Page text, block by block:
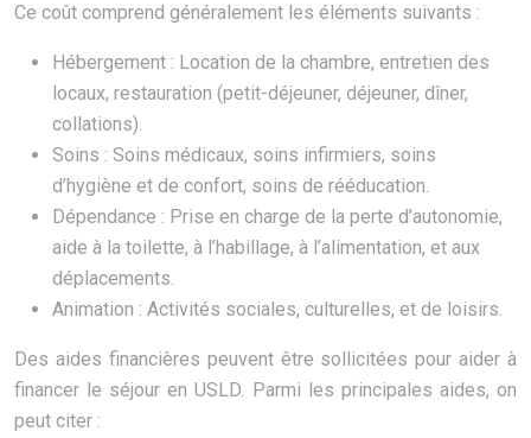
Ce coût comprend généralement les éléments suivants :
Hébergement : Location de la chambre, entretien des
locaux, restauration (petit-déjeuner, déjeuner, dîner,
collations).
Soins : Soins médicaux, soins infirmiers, soins
d’hygiène et de confort, soins de rééducation.
Dépendance : Prise en charge de la perte d’autonomie,
aide à la toilette, à l’habillage, à l’alimentation, et aux
déplacements.
Animation : Activités sociales, culturelles, et de loisirs.
Des aides financières peuvent être sollicitées pour aider à
financer le séjour en USLD. Parmi les principales aides, on
peut citer :